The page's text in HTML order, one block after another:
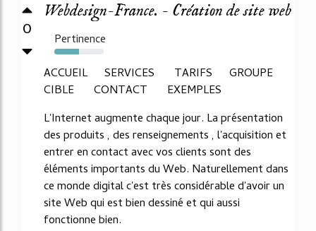
0
Webdesign-France. - Création de site web
Pertinence
50%
ACCUEIL SERVICES TARIFS GROUPE
CIBLE CONTACT EXEMPLES
L'Internet augmente chaque jour. La présentation
des produits , des renseignements , l'acquisition et
entrer en contact avec vos clients sont des
éléments importants du Web. Naturellement dans
ce monde digital c'est très considérable d'avoir un
site Web qui est bien dessiné et qui aussi
fonctionne bien.